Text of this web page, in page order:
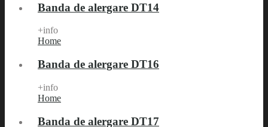
Banda de alergare DT14
+info
Home
Banda de alergare DT16
+info
Home
Banda de alergare DT17